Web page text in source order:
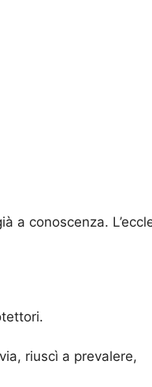
a conoscenza.
riuscì a prevalere,